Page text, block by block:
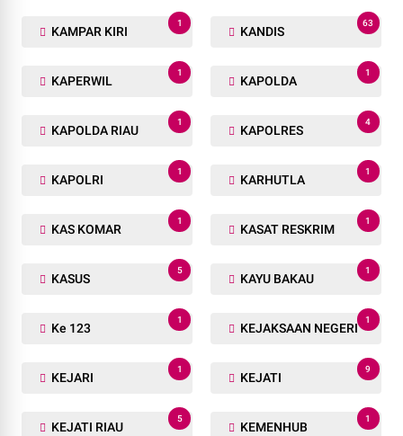
KAMPAR KIRI
1
KANDIS
63
KAPERWIL
1
KAPOLDA
1
KAPOLDA RIAU
1
KAPOLRES
4
KAPOLRI
1
KARHUTLA
1
KAS KOMAR
1
KASAT RESKRIM
1
KASUS
5
KAYU BAKAU
1
Ke 123
1
KEJAKSAAN NEGERI
1
KEJARI
1
KEJATI
9
KEJATI RIAU
5
KEMENHUB
1